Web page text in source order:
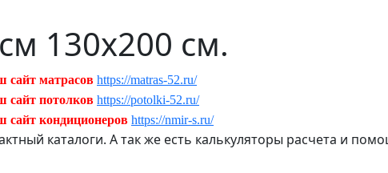
130х200 см.
сайт матрасов https://matras-52.ru/
сайт потолков https://potolki-52.ru/
сайт кондиционеров https://nmir-s.ru/
каталоги. А так же есть калькуляторы расчета и